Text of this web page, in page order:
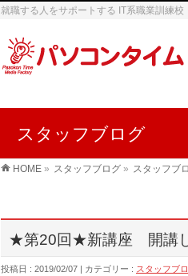
就職する人をサポートする IT系職業訓練校
スタッフブログ
HOME » スタッフブログ » スタッフブ
★第20回★新講座 開講し
投稿日 : 2019/02/07 カテゴリー : スタッフブ